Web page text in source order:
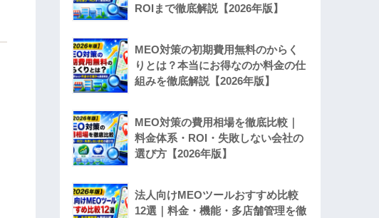
ROIまで徹底解説【2026年版】
MEO対策の初期費用無料のからく
りとは？本当にお得なのか料金の仕
組みを徹底解説【2026年版】
MEO対策の費用相場を徹底比較｜
料金体系・ROI・失敗しない会社の
選び方【2026年版】
法人向けMEOツールおすすめ比較
12選｜料金・機能・多店舗管理を徹